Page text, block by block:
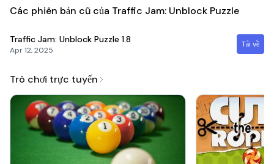
Các phiên bản cũ của Traffic Jam: Unblock Puzzle
Traffic Jam: Unblock Puzzle 1.8
Apr 12, 2025
Tải về
Trò chơi trực tuyến